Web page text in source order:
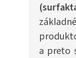
a preto